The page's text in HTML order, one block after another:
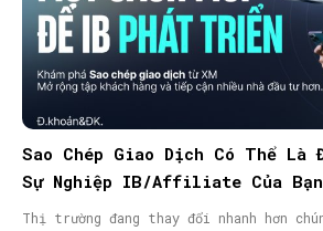
Sao Chép Giao Dịch Có Thể Là
Sự Nghiệp IB/Affiliate Của Bạn
Thị trường đang thay đổi nhanh hơn chúng